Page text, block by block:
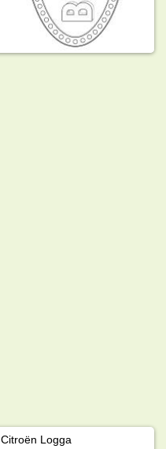
Citroën Logga